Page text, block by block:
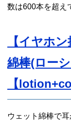
数は600本を超え
【イヤホ
綿棒(ロー
【
ウェット綿棒で